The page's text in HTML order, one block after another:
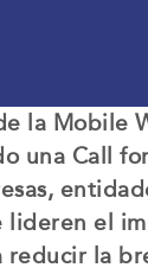
la Mobile
una Call
lideren el
reducir la